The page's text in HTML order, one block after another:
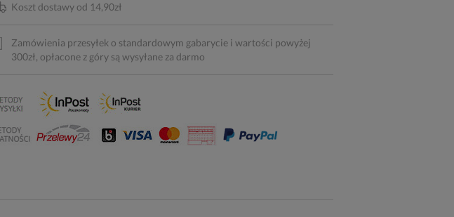
Koszt dostawy od 14,90zł
Zamówienia przesyłek o standardowym gabarycie i wartości powyżej
300zł, opłacone z góry są wysyłane za darmo